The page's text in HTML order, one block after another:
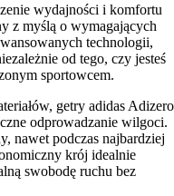
wydajności i komfortu
z myślą o wymagających
technologii,
od tego, czy jesteś
sportowcem.
getry adidas Adizero
odprowadzanie wilgoci.
nawet podczas najbardziej
krój idealnie
swobodę ruchu bez